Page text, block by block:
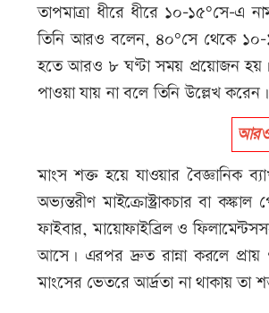
তাপমাত্রা ধীরে ধীরে ১০–১৫°সে-এ
তিনি আরও বলেন, ৪০°সে থেকে
হতে আরও ৮ ঘণ্টা সময় প্রয়োজন হয়।
পাওয়া যায় না বলে তিনি উল্লেখ করেন।
আরও
মাংস শক্ত হয়ে যাওয়ার বৈজ্ঞানিক
অভ্যন্তরীণ মাইক্রোস্ট্রাকচার বা
ফাইবার, মায়োফাইব্রিল ও
আসে। এরপর দ্রুত রান্না করলে প্রায়
মাংসের ভেতরে আর্দ্রতা না থাকায় তা